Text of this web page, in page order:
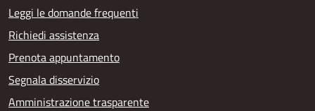
Leggi le domande frequenti
Richiedi assistenza
Prenota appuntamento
Segnala disservizio
Amministrazione trasparente